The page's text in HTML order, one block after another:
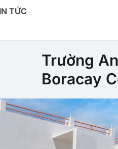
TỨC
Trường
Boracay